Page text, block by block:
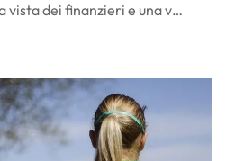
vista dei finanzieri e una v…